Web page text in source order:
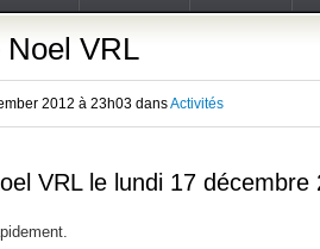
Noel VRL
2012 à 23h03 dansActivités
VRL le lundi 17 décembre